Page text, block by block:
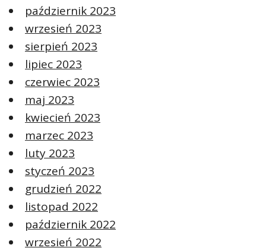
październik 2023
wrzesień 2023
sierpień 2023
lipiec 2023
czerwiec 2023
maj 2023
kwiecień 2023
marzec 2023
luty 2023
styczeń 2023
grudzień 2022
listopad 2022
październik 2022
wrzesień 2022